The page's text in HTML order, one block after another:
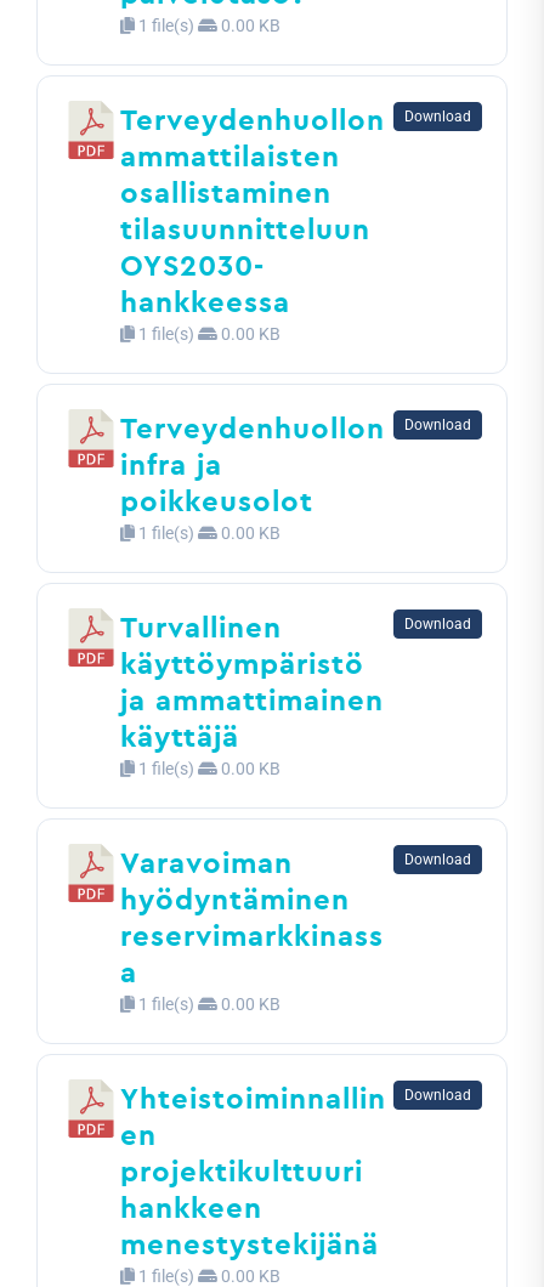
1 file(s) 0.00 KB
Terveydenhuollon
ammattilaisten
osallistaminen
tilasuunnitteluun
OYS2030-
hankkeessa
1 file(s) 0.00 KB
Download
Terveydenhuollon
infra ja
poikkeusolot
1 file(s) 0.00 KB
Download
Turvallinen
käyttöympäristö
ja ammattimainen
käyttäjä
1 file(s) 0.00 KB
Download
Varavoiman
hyödyntäminen
reservimarkkinass
a
1 file(s) 0.00 KB
Download
Yhteistoiminnallin
en
projektikulttuuri
hankkeen
menestystekijänä
1 file(s) 0.00 KB
Download